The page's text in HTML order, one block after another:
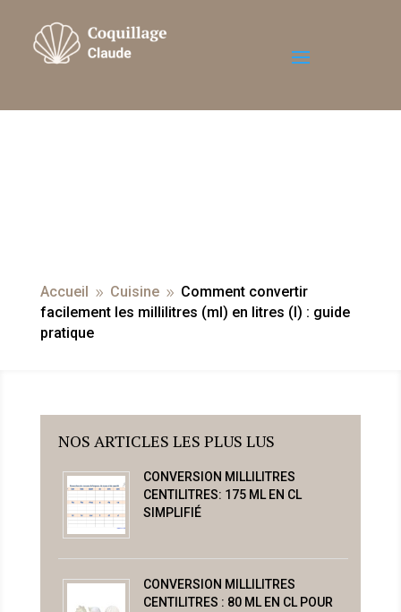
Accueil 9 Cuisine 9 Comment convertir
facilement les millilitres (ml) en litres (l) : guide
pratique
NOS ARTICLES LES PLUS LUS
CONVERSION MILLILITRES
CENTILITRES: 175 ML EN CL
SIMPLIFIÉ
CONVERSION MILLILITRES
CENTILITRES : 80 ML EN CL POUR